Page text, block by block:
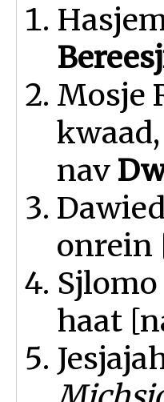
Mosje
nav
onrein
haat